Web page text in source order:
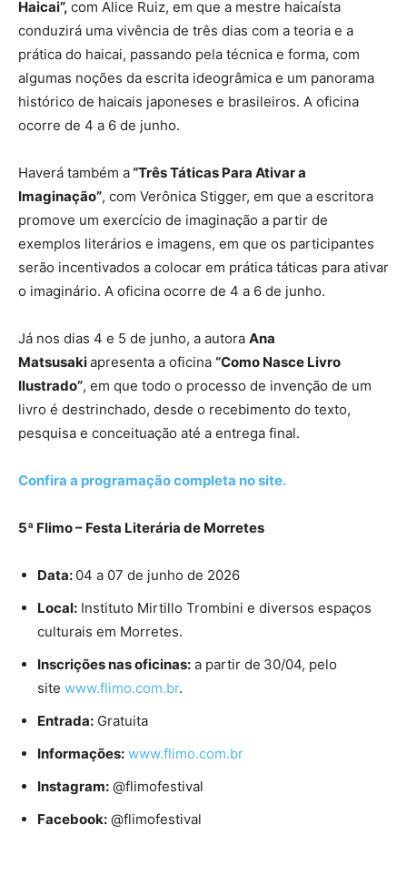
Haicai”, com Alice Ruiz, em que a mestre haicaísta
conduzirá uma vivência de três dias com a teoria e a
prática do haicai, passando pela técnica e forma, com
algumas noções da escrita ideogrâmica e um panorama
histórico de haicais japoneses e brasileiros. A oficina
ocorre de 4 a 6 de junho.
Haverá também a“Três Táticas Para Ativar a
Imaginação”, com Verônica Stigger, em que a escritora
promove um exercício de imaginação a partir de
exemplos literários e imagens, em que os participantes
serão incentivados a colocar em prática táticas para ativar
o imaginário. A oficina ocorre de 4 a 6 de junho.
Já nos dias 4 e 5 de junho, a autora Ana
Matsusakiapresenta a oficina “Como Nasce Livro
Ilustrado”, em que todo o processo de invenção de um
livro é destrinchado, desde o recebimento do texto,
pesquisa e conceituação até a entrega final.
Confira a programação completa no site.
5ª Flimo – Festa Literária de Morretes
Data: 04 a 07 de junho de 2026
Local: Instituto Mirtillo Trombini e diversos espaços
culturais em Morretes.
Inscrições nas oficinas: a partir de 30/04, pelo
site www.flimo.com.br.
Entrada: Gratuita
Informações: www.flimo.com.br
Instagram: @flimofestival
Facebook: @flimofestival